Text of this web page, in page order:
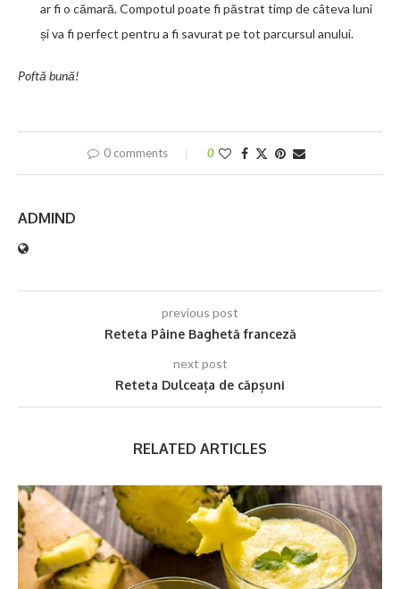
ar fi o cămară. Compotul poate fi păstrat timp de câteva luni
și va fi perfect pentru a fi savurat pe tot parcursul anului.
Poftă bună!
0 comments 0
ADMIND
previous post
Reteta Pâine Baghetă franceză
next post
Reteta Dulceața de căpșuni
RELATED ARTICLES